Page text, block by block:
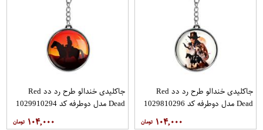
جاکلیدی خندالو طرح رد دد Red
Dead مدل دوطرفه کد 1029810296
۱۰۴,۰۰۰
جاکلیدی خندالو طرح رد دد Red
Dead مدل دوطرفه کد 1029910294
۱۰۴,۰۰۰